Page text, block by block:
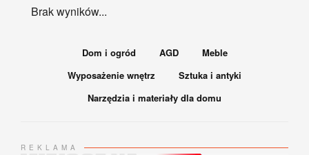
Brak wyników...
Dom i ogród AGD
Meble
Wyposażenie wnętrz
Sztuka i antyki
Narzędzia i materiały dla domu
REKLAMA